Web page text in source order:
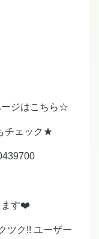
ージはこちら☆
チェック★
ます❤️
ツク!! ユーザー